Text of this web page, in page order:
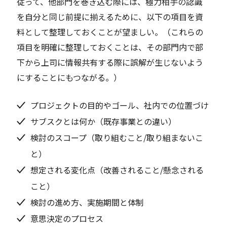
を自分と同じ前提に揃えるために、以下の項目を資
料として整理しておくことが望ましい。（これらの
項目を明確に整理しておくことは、その部門内で部
下から上司に情報共有する際に誤解が生じないよう
にすることにもつながる。）
プロジェクトの目的やゴール、社内での位置づけ
サブスクとは何か（既存事業との違い）
検討のスコープ（取り組むこと/取り組まないこ
と）
想定される変化点（改善されること/懸念される
こと）
検討の進め方、実施期間と体制
意思決定のプロセス